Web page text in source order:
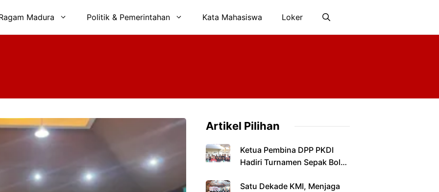
Madura Politik & Pemerintahan Kata Mahasiswa Loker
Artikel Pilihan
Ketua Pembina DPP PKDI
Hadiri Turnamen Sepak Bola
Pamekasan
Satu Dekade KMI, Menjaga